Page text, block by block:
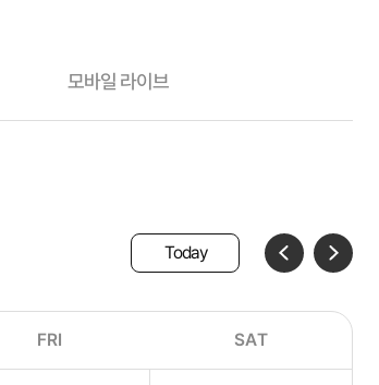
모바일 라이브
Today
FRI SAT